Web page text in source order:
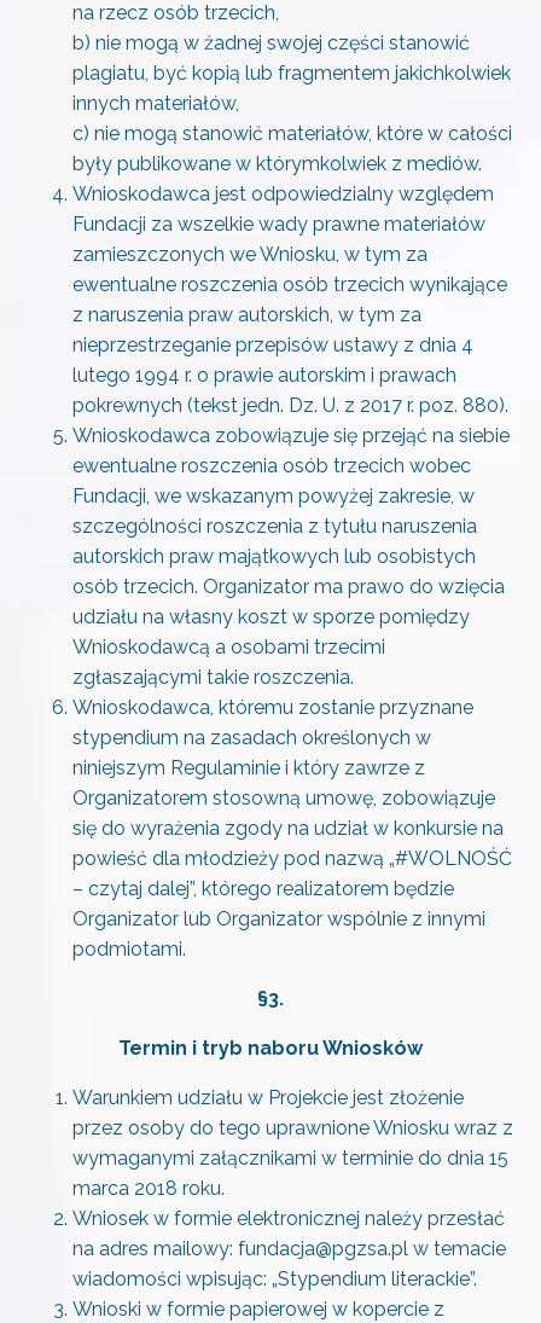
na rzecz osób trzecich,
b) nie mogą w żadnej swojej części stanowić
plagiatu, być kopią lub fragmentem jakichkolwiek
innych materiałów,
c) nie mogą stanowić materiałów, które w całości
były publikowane w którymkolwiek z mediów.
Wnioskodawca jest odpowiedzialny względem
Fundacji za wszelkie wady prawne materiałów
zamieszczonych we Wniosku, w tym za
ewentualne roszczenia osób trzecich wynikające
z naruszenia praw autorskich, w tym za
nieprzestrzeganie przepisów ustawy z dnia 4
lutego 1994 r. o prawie autorskim i prawach
pokrewnych (tekst jedn. Dz. U. z 2017 r. poz. 880).
Wnioskodawca zobowiązuje się przejąć na siebie
ewentualne roszczenia osób trzecich wobec
Fundacji, we wskazanym powyżej zakresie, w
szczególności roszczenia z tytułu naruszenia
autorskich praw majątkowych lub osobistych
osób trzecich. Organizator ma prawo do wzięcia
udziału na własny koszt w sporze pomiędzy
Wnioskodawcą a osobami trzecimi
zgłaszającymi takie roszczenia.
Wnioskodawca, któremu zostanie przyznane
stypendium na zasadach określonych w
niniejszym Regulaminie i który zawrze z
Organizatorem stosowną umowę, zobowiązuje
się do wyrażenia zgody na udział w konkursie na
powieść dla młodzieży pod nazwą „#WOLNOŚĆ
– czytaj dalej”, którego realizatorem będzie
Organizator lub Organizator wspólnie z innymi
podmiotami.
§3.
Termin i tryb naboru Wniosków
Warunkiem udziału w Projekcie jest złożenie
przez osoby do tego uprawnione Wniosku wraz z
wymaganymi załącznikami w terminie do dnia 15
marca 2018 roku.
Wniosek w formie elektronicznej należy przesłać
na adres mailowy: fundacja@pgzsa.pl w temacie
wiadomości wpisując: „Stypendium literackie”.
Wnioski w formie papierowej w kopercie z